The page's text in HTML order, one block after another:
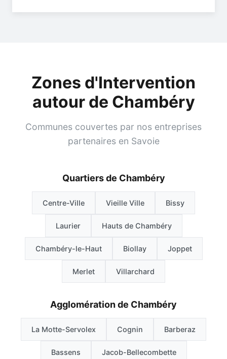
Zones d'Intervention
autour de Chambéry
Communes couvertes par nos entreprises
partenaires en Savoie
Quartiers de Chambéry
Centre-Ville Vieille Ville Bissy
Laurier Hauts de Chambéry
Chambéry-le-Haut Biollay Joppet
Merlet Villarchard
Agglomération de Chambéry
La Motte-Servolex Cognin Barberaz
Bassens Jacob-Bellecombette